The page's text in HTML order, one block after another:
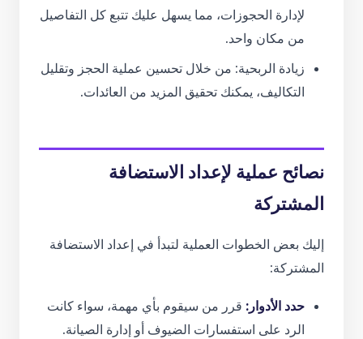
لإدارة الحجوزات، مما يسهل عليك تتبع كل التفاصيل
من مكان واحد.
زيادة الربحية: من خلال تحسين عملية الحجز وتقليل
التكاليف، يمكنك تحقيق المزيد من العائدات.
نصائح عملية لإعداد الاستضافة
المشتركة
إليك بعض الخطوات العملية لتبدأ في إعداد الاستضافة
المشتركة:
حدد الأدوار: قرر من سيقوم بأي مهمة، سواء كانت
الرد على استفسارات الضيوف أو إدارة الصيانة.